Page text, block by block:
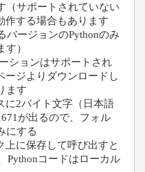
（サポートされていない
作する場合もあります
バージョンのPythonのみ
）
ションはサポートされ
ージよりダウンロードし
ます
に2バイト文字（日本語
が出るので、フォル
にする
上に保存して呼び出すと
Pythonコードはローカル